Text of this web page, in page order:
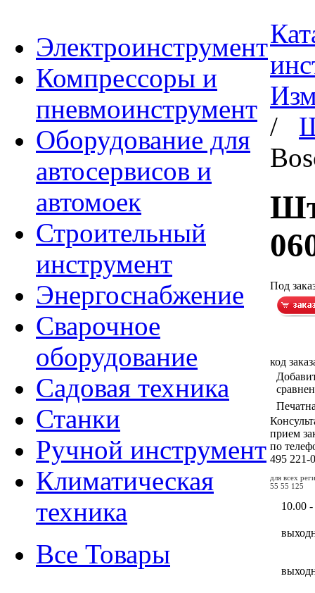
Электроинструмент
Компрессоры и
пневмоинструмент
Оборудование для
автосервисов и
автомоек
Строительный
инструмент
Энергоснабжение
Сварочное
оборудование
Садовая техника
Станки
Ручной инструмент
Климатическая
техника
Все Товары
/
Под
код
прием
по
495 221-
для всех
55 55 125
10.00